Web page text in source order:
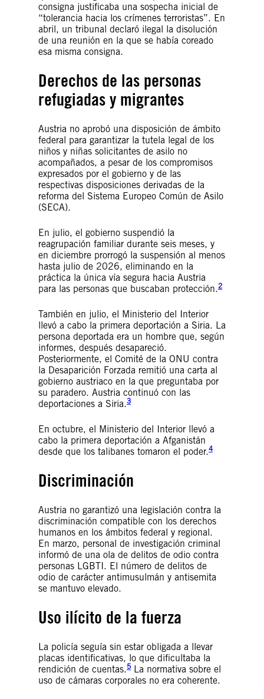
consigna justificaba una sospecha inicial de
“tolerancia hacia los crímenes terroristas”. En
abril, un tribunal declaró ilegal la disolución
de una reunión en la que se había coreado
esa misma consigna.
Derechos de las personas
refugiadas y migrantes
Austria no aprobó una disposición de ámbito
federal para garantizar la tutela legal de los
niños y niñas solicitantes de asilo no
acompañados, a pesar de los compromisos
expresados por el gobierno y de las
respectivas disposiciones derivadas de la
reforma del Sistema Europeo Común de Asilo
(SECA).
En julio, el gobierno suspendió la
reagrupación familiar durante seis meses, y
en diciembre prorrogó la suspensión al menos
hasta julio de 2026, eliminando en la
práctica la única vía segura hacia Austria
para las personas que buscaban protección.2
También en julio, el Ministerio del Interior
llevó a cabo la primera deportación a Siria. La
persona deportada era un hombre que, según
informes, después desapareció.
Posteriormente, el Comité de la ONU contra
la Desaparición Forzada remitió una carta al
gobierno austriaco en la que preguntaba por
su paradero. Austria continuó con las
deportaciones a Siria.3
En octubre, el Ministerio del Interior llevó a
cabo la primera deportación a Afganistán
desde que los talibanes tomaron el poder.4
Discriminación
Austria no garantizó una legislación contra la
discriminación compatible con los derechos
humanos en los ámbitos federal y regional.
En marzo, personal de investigación criminal
informó de una ola de delitos de odio contra
personas LGBTI. El número de delitos de
odio de carácter antimusulmán y antisemita
se mantuvo elevado.
Uso ilícito de la fuerza
La policía seguía sin estar obligada a llevar
placas identificativas, lo que dificultaba la
rendición de cuentas.5 La normativa sobre el
uso de cámaras corporales no era coherente.